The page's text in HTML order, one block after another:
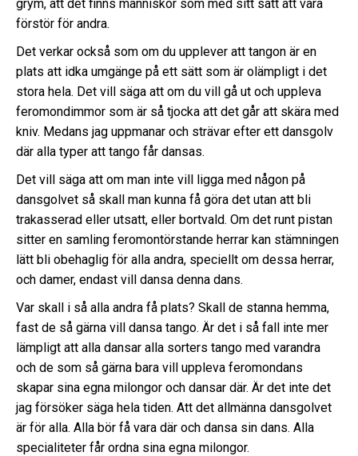
grym, att det finns människor som med sitt sätt att vara
förstör för andra.
Det verkar också som om du upplever att tangon är en
plats att idka umgänge på ett sätt som är olämpligt i det
stora hela. Det vill säga att om du vill gå ut och uppleva
feromondimmor som är så tjocka att det går att skära med
kniv. Medans jag uppmanar och strävar efter ett dansgolv
där alla typer att tango får dansas.
Det vill säga att om man inte vill ligga med någon på
dansgolvet så skall man kunna få göra det utan att bli
trakasserad eller utsatt, eller bortvald. Om det runt pistan
sitter en samling feromontörstande herrar kan stämningen
lätt bli obehaglig för alla andra, speciellt om dessa herrar,
och damer, endast vill dansa denna dans.
Var skall i så alla andra få plats? Skall de stanna hemma,
fast de så gärna vill dansa tango. Är det i så fall inte mer
lämpligt att alla dansar alla sorters tango med varandra
och de som så gärna bara vill uppleva feromondans
skapar sina egna milongor och dansar där. Är det inte det
jag försöker säga hela tiden. Att det allmänna dansgolvet
är för alla. Alla bör få vara där och dansa sin dans. Alla
specialiteter får ordna sina egna milongor.